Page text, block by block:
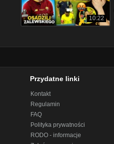
10:22
Przydatne linki
Kontakt
Regulamin
FAQ
Polityka prywatności
RODO - informacje